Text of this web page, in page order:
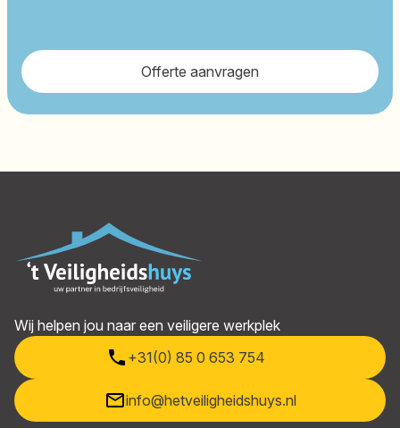
Offerte aanvragen
Wij helpen jou naar een veiligere werkplek
+31(0) 85 0 653 754
info@hetveiligheidshuys.nl